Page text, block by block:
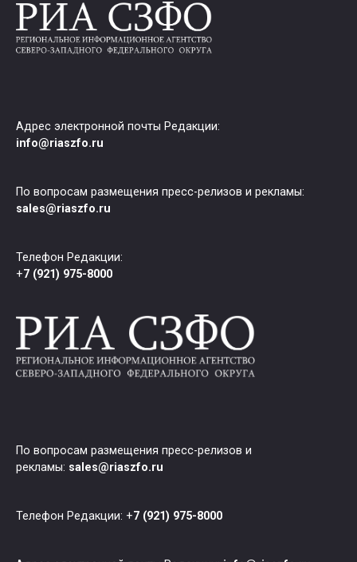
Адрес электронной почты Редакции:
info@riaszfo.ru
По вопросам размещения пресс-релизов и рекламы:
sales@riaszfo.ru
Телефон Редакции:
+7 (921) 975-8000
По вопросам размещения пресс-релизов и
рекламы: sales@riaszfo.ru
Телефон Редакции: +7 (921) 975-8000